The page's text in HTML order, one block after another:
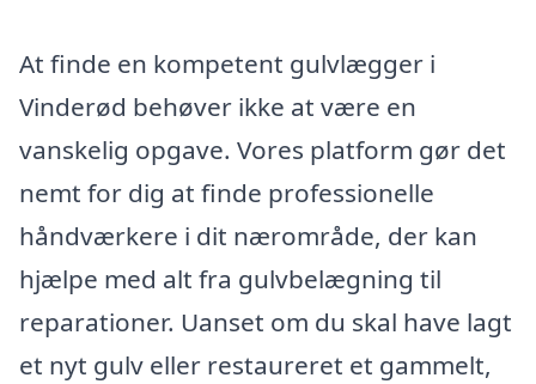
At finde en kompetent gulvlægger i
Vinderød behøver ikke at være en
vanskelig opgave. Vores platform gør det
nemt for dig at finde professionelle
håndværkere i dit nærområde, der kan
hjælpe med alt fra gulvbelægning til
reparationer. Uanset om du skal have lagt
et nyt gulv eller restaureret et gammelt,